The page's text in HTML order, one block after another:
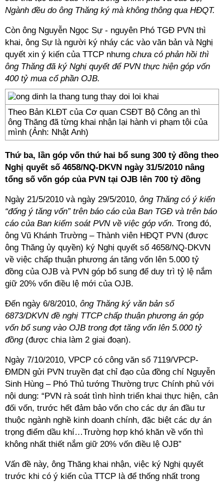
Ngành đều do ông Thăng ký mà không thông qua HĐQT.
Còn ông Nguyễn Ngọc Sự - nguyên Phó TGĐ PVN thì
khai, ông Sự là người ký nháy các vào văn bản và Nghị
quyết xin ý kiến của TTCP nhưng chưa có phản hồi thì
ông Thăng đã ký Nghị quyết để PVN thực hiện góp vốn
400 tỷ mua cổ phần OJB.
Theo Bản KLĐT của Cơ quan CSĐT Bộ Công an thì
ông Thăng đã từng khai nhận lại hành vi phạm tội của
mình (Ảnh: Nhật Anh)
Thứ ba, lần góp vốn thứ hai bổ sung 300 tỷ đồng theo
Nghị quyết số 4658/NQ-DKVN ngày 31/5/2010 nâng
tổng số vốn góp của PVN tại OJB lên 700 tỷ đồng
Ngày 21/5/2010 và ngày 29/5/2010, ông Thăng có ý kiến
“đống ý tăng vốn” trên báo cáo của Ban TGĐ và trên báo
cáo của Ban kiểm soát PVN về việc góp vốn. Trong đó,
ông Vũ Khánh Trường – Thành viên HĐQT PVN (được
ông Thăng ủy quyền) ký Nghị quyết số 4658/NQ-DKVN
về việc chấp thuận phương án tăng vốn lên 5.000 tỷ
đồng của OJB và PVN góp bổ sung để duy trì tỷ lệ nắm
giữ 20% vốn điều lệ mới của OJB.
Đến ngày 6/8/2010, ông Thăng ký văn bản số
6873/DKVN đề nghị TTCP chấp thuận phương án góp
vốn bổ sung vào OJB trong đợt tăng vốn lên 5.000 tỷ
đồng(được chia làm 2 giai đoạn).
Ngày 7/10/2010, VPCP có công văn số 7119/VPCP-
ĐMDN gửi PVN truyền đạt chỉ đạo của đồng chí Nguyễn
Sinh Hùng – Phó Thủ tướng Thường trực Chính phủ với
nội dung: “PVN rà soát tình hình triển khai thực hiện, cân
đối vốn, trước hết đảm bảo vốn cho các dự án đầu tư
thuộc ngành nghề kinh doanh chính, đặc biệt các dự án
trọng điểm dầu khí…Trường hợp khó khăn về vốn thì
không nhất thiết nắm giữ 20% vốn điều lệ OJB”
Vấn đề này, ông Thăng khai nhận, việc ký Nghị quyết
trước khi có ý kiến của TTCP là để thống nhất trong